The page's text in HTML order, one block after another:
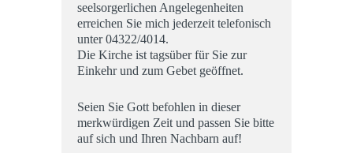
seelsorgerlichen Angelegenheiten
erreichen Sie mich jederzeit telefonisch
unter 04322/4014.
Die Kirche ist tagsüber für Sie zur
Einkehr und zum Gebet geöffnet.
Seien Sie Gott befohlen in dieser
merkwürdigen Zeit und passen Sie bitte
auf sich und Ihren Nachbarn auf!